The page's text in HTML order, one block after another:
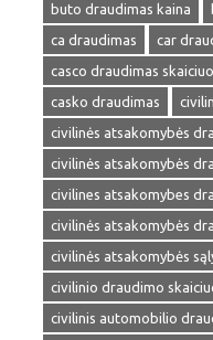
buto draudimas kaina
ca draudimas
car
casco draudimas
casko draudimas
civilinės atsakomybės
civilinės atsakomybės
civilines atsakomybes
civilinės atsakomybės
civilinės atsakomybės
civilinio draudimo
civilinis automobilio